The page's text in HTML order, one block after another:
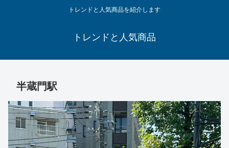
トレンドと人気商品を紹介します
トレンドと人気商品
半蔵門駅